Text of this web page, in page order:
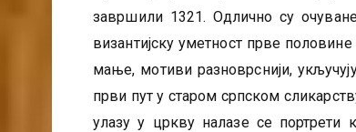
завршили 1321. Одлично су
византијску уметност прве
мање, мотиви разноврснији,
први пут у старом српском
улазу у цркву налазе се